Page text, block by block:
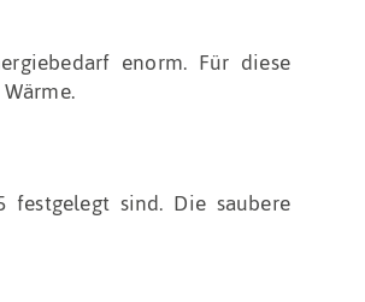
enorm. Für diese
sind. Die saubere